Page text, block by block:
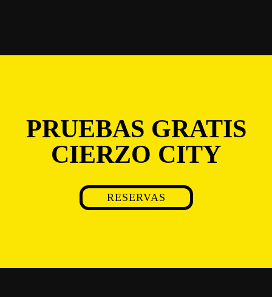
PRUEBAS GRATIS
CIERZO CITY
RESERVAS